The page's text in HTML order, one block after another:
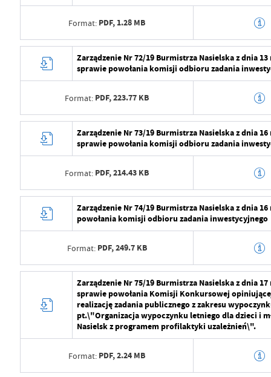
Data ostatniej aktualizacji 2024-08-01
Ostatnio zaktualizował Radosław
Format: PDF, 1.28 MB
Radosław
Data opublikowania 2024-07-29
Opublikował Radosław
Data ostatniej aktualizacji 2024-08-01
Ostatnio zaktualizował Radosław
Zarządzenie Nr 72/19 Burmistrza Nasielska z dnia
sprawie powołania komisji odbioru zadania
Format: PDF,223.77 KB
Radosław
Data opublikowania 2024-07-29
Opublikował Radosław
Data ostatniej aktualizacji 2024-08-01
Ostatnio zaktualizował Radosław
Zarządzenie Nr 73/19 Burmistrza Nasielska z dnia
sprawie powołania komisji odbioru zadania
Format: PDF,214.43 KB
Wytworzył Radosław
Data opublikowania 2024-07-29
Opublikował Radosław
Data ostatniej aktualizacji 2024-08-01
Ostatnio zaktualizował Radosław
Zarządzenie Nr 74/19 Burmistrza Nasielska z dnia
powołania komisji odbioru zadania inwestycyjnego
Format: PDF,249.7 KB
Wytworzył Radosław
Data opublikowania 2024-07-29
Data ostatniej aktualizacji 2024-08-01
Zarządzenie Nr 75/19 Burmistrza Nasielska z dnia
sprawie powołania Komisji Konkursowej
realizację zadania publicznego z zakresu
pt.\"Organizacja wypoczynku letniego dla dzieci i
Nasielsk z programem profilaktyki uzależnień\".
Format: PDF,2.24 MB